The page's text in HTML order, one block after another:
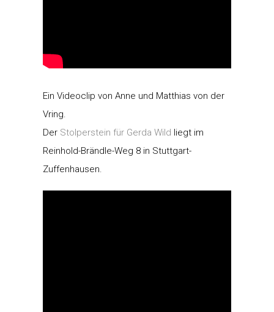
Ein Videoclip von Anne und Matthias von der
Vring.
Der Stolperstein für Gerda Wild liegt im
Reinhold-Brändle-Weg 8 in Stuttgart-
Zuffenhausen.